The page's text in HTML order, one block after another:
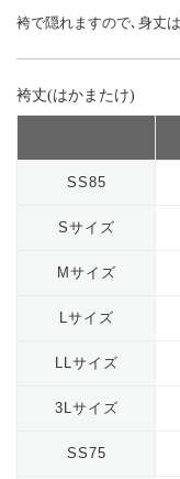
袴で隠れますので､身丈
袴丈(はかまたけ)
SS85
Sサイズ
Mサイズ
Lサイズ
LLサイズ
3Lサイズ
SS75